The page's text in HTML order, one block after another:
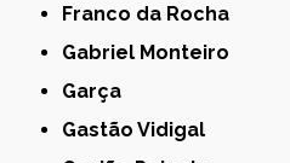
Franco da Rocha
Gabriel Monteiro
Garça
Gastão Vidigal